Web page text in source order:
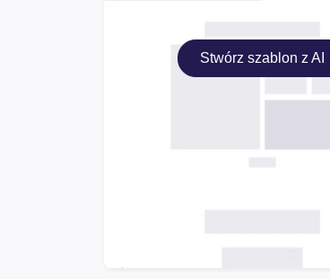
Stwórz szablon z AI